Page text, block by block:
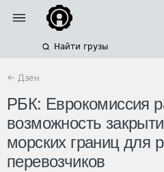
Найти грузы
← Дзен
РБК: Еврокомиссия
возможность
морских границ для
перевозчиков